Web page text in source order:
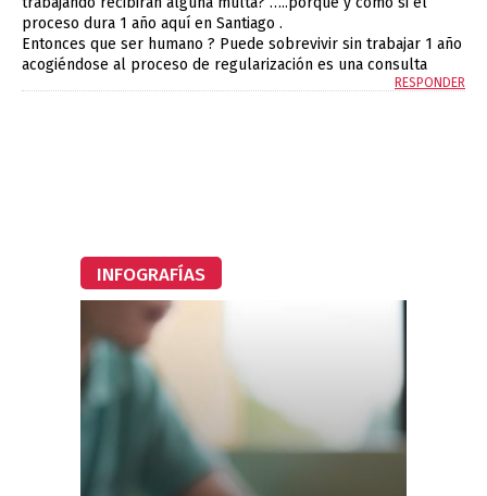
proceso dura 1 año aquí en Santiago .
Entonces que ser humano ? Puede sobrevivir sin trabajar 1 año
acogiéndose al proceso de regularización es una consulta
RESPONDER
INFOGRAFÍAS